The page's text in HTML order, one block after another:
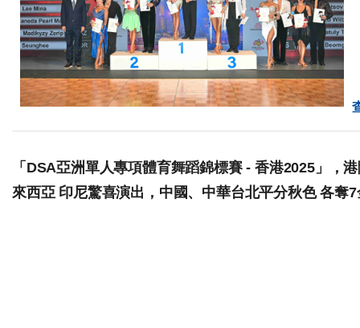
「DSA亞洲單人專項體育舞蹈錦標賽 - 香港2025」，
來西亞 印尼驚喜演出，中國、中華台北平分秋色 各奪